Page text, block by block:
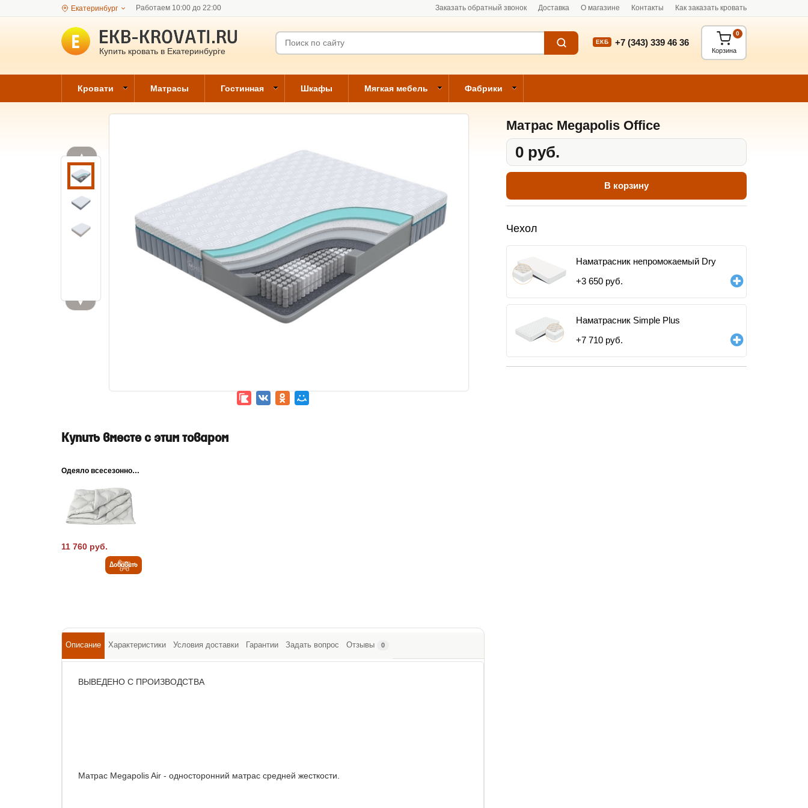
Екатеринбург Работаем 10:00 до 22:00 Заказать обратный звонок Доставка О магазине Контакты Как заказать кровать
Купить кровать в Екатеринбурге
ЕКБ +7 (343) 339 46 36
Корзина
0
Кровати Матрасы Гостинная Шкафы Мягкая мебель Фабрики
▲
▼
Матрас Megapolis Office
0 руб.
В корзину
Чехол
Наматрасник непромокаемый Dry
+3 650 руб.
Наматрасник Simple Plus
+7 710 руб.
Купить вместе с этим товаром
Одеяло всесезонное Megapolis...
11 760 руб.
Добавить
Описание Характеристики Условия доставки Гарантии Задать вопрос Отзывы 0
ВЫВЕДЕНО С ПРОИЗВОДСТВА
Матрас Megapolis Air - односторонний матрас средней жесткости.